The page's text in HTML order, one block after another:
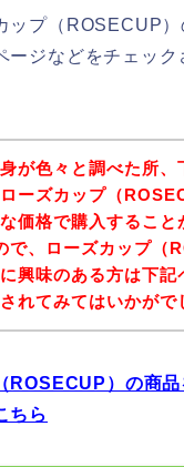
ップ（ROSECUP
ージなどをチェック
が色々と調べた所、
ーズカップ（
価格で購入すること
で、ローズカップ（
興味のある方は下記
れてみてはいかがで
ROSECUP）の商
ちら